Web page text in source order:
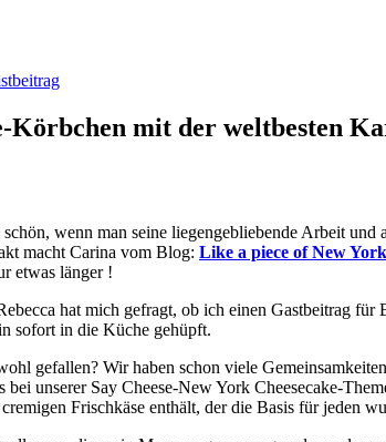
Körbchen mit der weltbesten
wenn man seine liegengebliebende Arbeit
macht Carina vom Blog: Like a piece of New
etwas länger !
hat mich gefragt, ob ich einen Gastbeitrag
sofort in die Küche gehüpft.
gefallen? Wir haben schon viele
bei unserer Say Cheese-New York Cheesecake-
Frischkäse enthält, der die Basis für jeden